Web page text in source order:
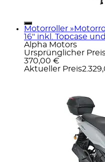
Motorroller
16" inkl. Topcase
Alpha Motors
Ursprünglicher
370,00 €
Aktueller Preis